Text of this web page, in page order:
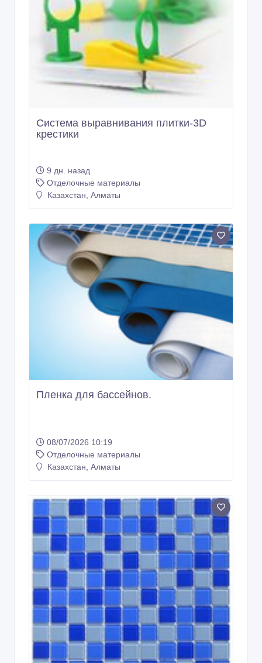
Система выравнивания плитки-3D
крестики
9 дн. назад
Отделочные материалы
Казахстан, Алматы
Пленка для бассейнов.
08/07/2026 10:19
Отделочные материалы
Казахстан, Алматы